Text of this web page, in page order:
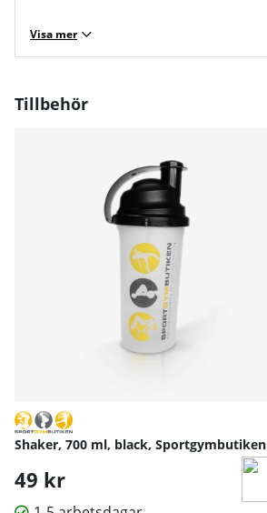
Visa mer
Tillbehör
Shaker, 700 ml, black, Sportgymbutiken
49 kr